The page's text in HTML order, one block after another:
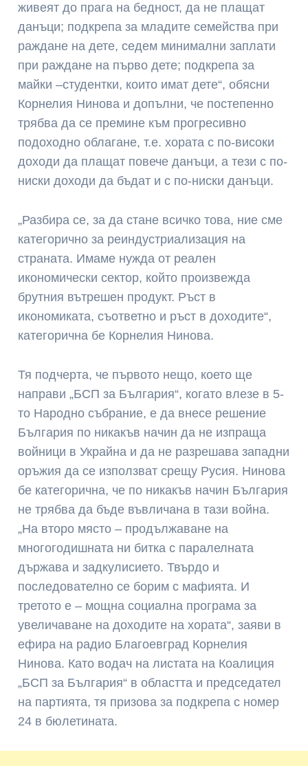
живеят до прага на бедност, да не плащат
данъци; подкрепа за младите семейства при
раждане на дете, седем минимални заплати
при раждане на първо дете; подкрепа за
майки –студентки, които имат дете“, обясни
Корнелия Нинова и допълни, че постепенно
трябва да се премине към прогресивно
подоходно облагане, т.е. хората с по-високи
доходи да плащат повече данъци, а тези с по-
ниски доходи да бъдат и с по-ниски данъци.
„Разбира се, за да стане всичко това, ние сме
категорично за реиндустриализация на
страната. Имаме нужда от реален
икономически сектор, който произвежда
брутния вътрешен продукт. Ръст в
икономиката, съответно и ръст в доходите“,
категорична бе Корнелия Нинова.
Тя подчерта, че първото нещо, което ще
направи „БСП за България“, когато влезе в 5-
то Народно събрание, е да внесе решение
България по никакъв начин да не изпраща
войници в Украйна и да не разрешава западни
оръжия да се използват срещу Русия. Нинова
бе категорична, че по никакъв начин България
не трябва да бъде въвличана в тази война.
„На второ място – продължаване на
многогодишната ни битка с паралелната
държава и задкулисието. Твърдо и
последователно се борим с мафията. И
третото е – мощна социална програма за
увеличаване на доходите на хората“, заяви в
ефира на радио Благоевград Корнелия
Нинова. Като водач на листата на Коалиция
„БСП за България“ в областта и председател
на партията, тя призова за подкрепа с номер
24 в бюлетината.